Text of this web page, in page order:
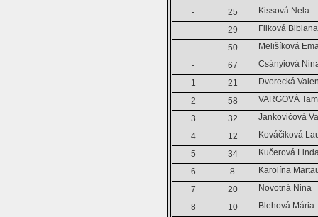
-
25
Kissová Nela
-
29
Filková Bibiana
-
50
Melišíková
-
67
Csányiová
1
21
Dvorecká
2
58
VARGOVÁ
3
32
Jankovičová
4
12
Kováčiková
5
34
Kučerová
6
8
Karolína
7
20
Novotná Nina
8
10
Blehová Mária